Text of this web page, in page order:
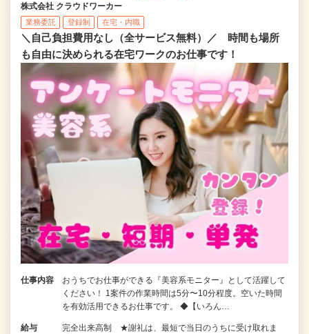
株式会社 クラウドワーカー
業務委託 登録制 在宅・内職
＼自己負担費用なし（全サービス無料）／ 時間も場所
も自由に決められる在宅ワークのお仕事です！
仕事内容
おうちでお仕事ができる『美容系モニター』として活躍して
ください！ 1案件の作業時間は5分〜10分程度。空いた時間
を有効活用できるお仕事です。 ◆【いろん…
給与
完全出来高制 ★謝礼は、最短で当日のうちに受け取れま